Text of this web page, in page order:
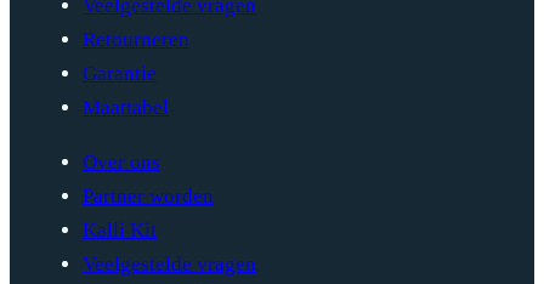
Veelgestelde vragen
Retourneren
Garantie
Maattabel
Over ons
Partner worden
Kalli Kit
Veelgestelde vragen